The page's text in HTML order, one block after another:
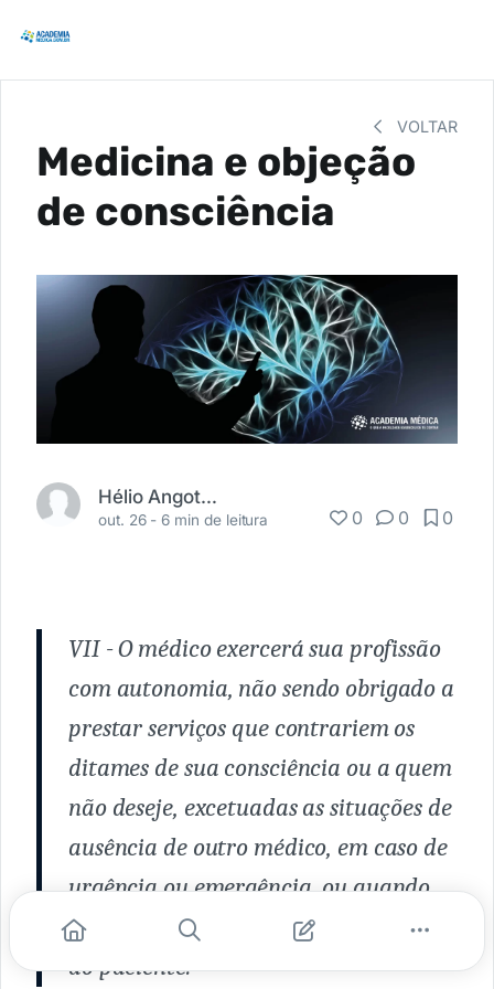
VOLTAR
Medicina e objeção
de consciência
Hélio Angotti Neto
out. 26 -6 min de leitura 0 0 0
VII - O médico exercerá sua profissão
com autonomia, não sendo obrigado a
prestar serviços que contrariem os
ditames de sua consciência ou a quem
não deseje, excetuadas as situações de
ausência de outro médico, em caso de
urgência ou emergência, ou quando
sua recusa possa trazer danos à saúde
do paciente.